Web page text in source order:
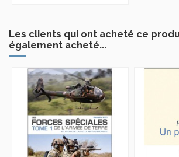
Les clients qui ont acheté ce
également acheté...